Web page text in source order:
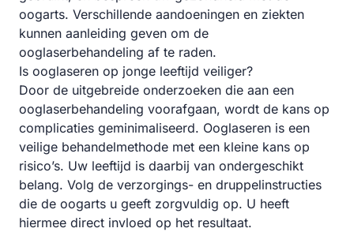
oogarts. Verschillende aandoeningen en ziekten
kunnen aanleiding geven om de
ooglaserbehandeling af te raden.
Is ooglaseren op jonge leeftijd veiliger?
Door de uitgebreide onderzoeken die aan een
ooglaserbehandeling voorafgaan, wordt de kans op
complicaties geminimaliseerd. Ooglaseren is een
veilige behandelmethode met een kleine kans op
risico’s. Uw leeftijd is daarbij van ondergeschikt
belang. Volg de verzorgings- en druppelinstructies
die de oogarts u geeft zorgvuldig op. U heeft
hiermee direct invloed op het resultaat.